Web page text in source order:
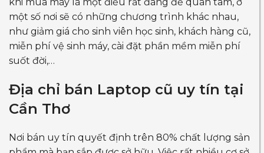
một số nơi sẽ có những chương trình khác nhau,
như giảm giá cho sinh viên học sinh, khách hàng cũ,
miễn phí vệ sinh máy, cài đặt phần mềm miễn phí
suốt đời,…
Địa chỉ bán Laptop cũ uy tín tại
Cần Thơ
Nơi bán uy tín quyết định trên 80% chất lượng sản